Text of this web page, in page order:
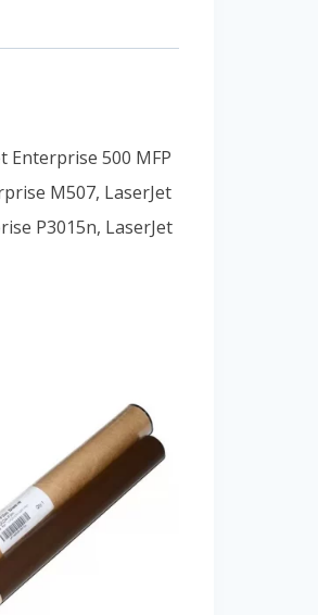
Enterprise 500 MFP
M507, LaserJet
P3015n, LaserJet